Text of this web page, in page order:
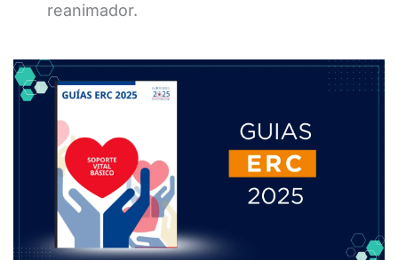
reanimador.